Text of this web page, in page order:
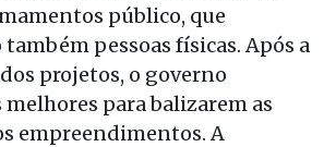
público, que
pessoas físicas. Após a
projetos, o governo
melhores para balizarem as
empreendimentos. A